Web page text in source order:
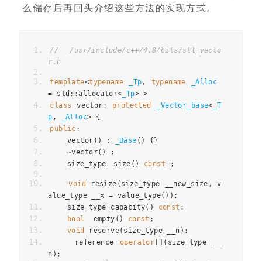
么储存后再回头介绍这些方法的实现方式。
// /usr/include/c++/4.8/bits/stl_vecto
r.h
template<typename _Tp, typename
_Alloc
= std ::allocator< _Tp> >
class
vector : protected _Vector_base< _T
p , _Alloc>
{
public :
    vector
() : _Base ()
{}
~vector()
;
    size_type
size () const ;
void resize ( size_type __new_size ,
v
alue_type __x = value_type());
    size_type capacity
() const ;
bool
  empty
() const ;
void
reserve( size_type __n );
    reference
operator []( size_type __
n );